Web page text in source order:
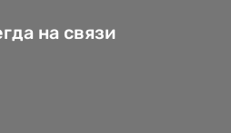
на связи